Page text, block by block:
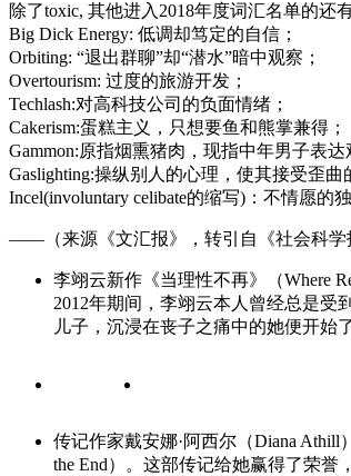
除了toxic, 其他进入2018年度词汇名单的还有
Big Dick Energy: 低调却笃定的自信；
Orbiting: “退出群聊”却“潜水”暗中观察；
Overtourism: 过度的旅游开发；
Techlash:对高科技公司的负面情绪；
Cakerism:蛋糕主义，只想要鱼和熊掌兼得；
Gammon:原指烟熏猪肉，现指中年男子表达
Gaslighting:操纵别人的心理，使其接受歪曲
Incel(involuntary celibate的缩写)：不情愿的
——（来源《文汇报》，转引自《社会科学
李翊云新作《当理性不再》（Where
2012年期间，李翊云本人曾经总是受
儿子，沉浸在丧子之痛中的她便开始
传记作家戴安娜·阿西尔（Diana Athill
the End）。这部传记给她赢得了荣